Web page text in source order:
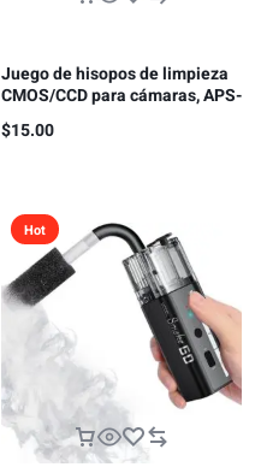
Juego de hisopos de limpieza
CMOS/CCD para cámaras, APS-
C, 16MM
$15.00
Hot